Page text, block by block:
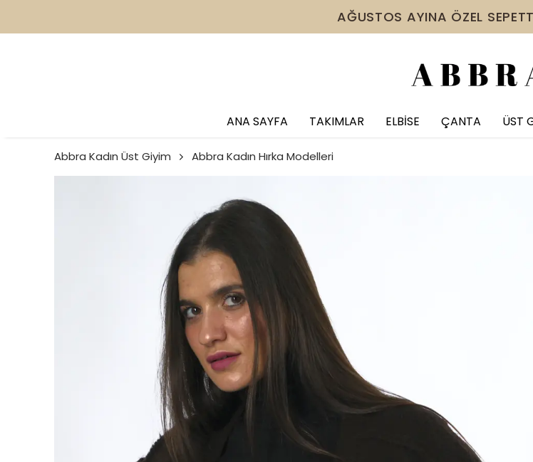
2 VE ÜZERİ ÜRÜNDE TÜM
ANA SAYFA TAKIMLAR ELBİSE ÇANTA ÜST
Abbra Kadın Üst Giyim Abbra Kadın Hırka Modelleri